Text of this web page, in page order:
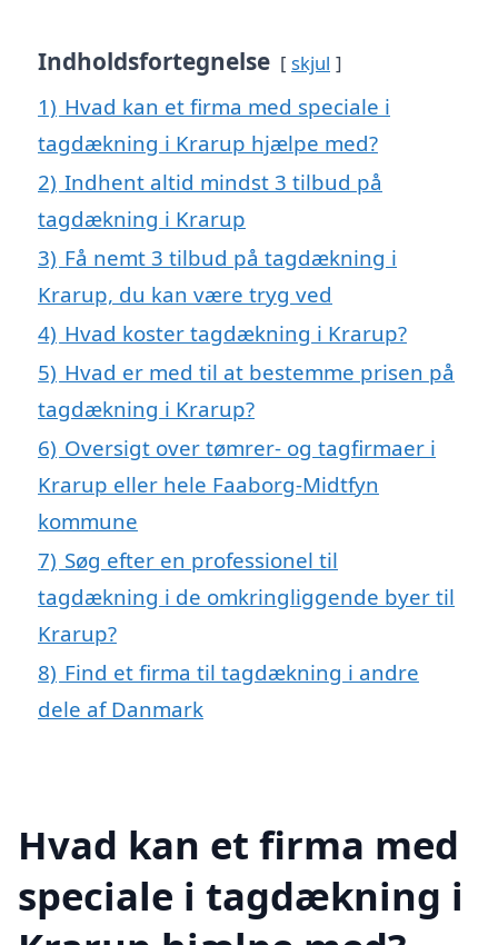
Indholdsfortegnelse skjul
1) Hvad kan et firma med speciale i
tagdækning i Krarup hjælpe med?
2) Indhent altid mindst 3 tilbud på
tagdækning i Krarup
3) Få nemt 3 tilbud på tagdækning i
Krarup, du kan være tryg ved
4) Hvad koster tagdækning i Krarup?
5) Hvad er med til at bestemme prisen på
tagdækning i Krarup?
6) Oversigt over tømrer- og tagfirmaer i
Krarup eller hele Faaborg-Midtfyn
kommune
7) Søg efter en professionel til
tagdækning i de omkringliggende byer til
Krarup?
8) Find et firma til tagdækning i andre
dele af Danmark
Hvad kan et firma med
speciale i tagdækning i